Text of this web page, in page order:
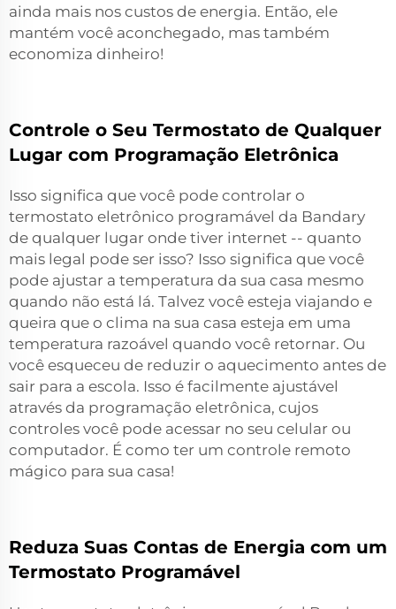
ainda mais nos custos de energia. Então, ele
mantém você aconchegado, mas também
economiza dinheiro!
Controle o Seu Termostato de Qualquer
Lugar com Programação Eletrônica
Isso significa que você pode controlar o
termostato eletrônico programável da Bandary
de qualquer lugar onde tiver internet -- quanto
mais legal pode ser isso? Isso significa que você
pode ajustar a temperatura da sua casa mesmo
quando não está lá. Talvez você esteja viajando e
queira que o clima na sua casa esteja em uma
temperatura razoável quando você retornar. Ou
você esqueceu de reduzir o aquecimento antes de
sair para a escola. Isso é facilmente ajustável
através da programação eletrônica, cujos
controles você pode acessar no seu celular ou
computador. É como ter um controle remoto
mágico para sua casa!
Reduza Suas Contas de Energia com um
Termostato Programável